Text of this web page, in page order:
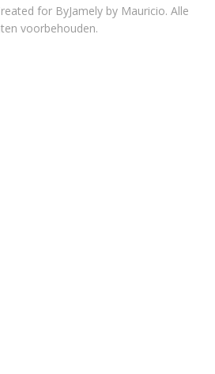
for ByJamely by Mauricio. Alle
voorbehouden.